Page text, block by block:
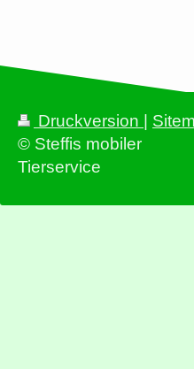
Druckversion |
© Steffis mobiler
Tierservice